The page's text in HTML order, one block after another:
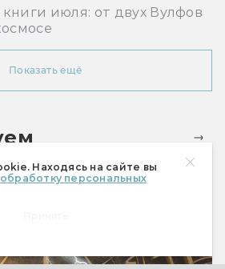
Находясь на сайте вы
обработку персональных
июля: от двух Вулфов
Показать ещё